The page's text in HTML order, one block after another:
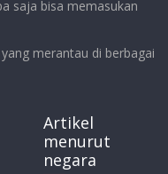
saja bisa memasukan
merantau di berbagai
Artikel
menurut
negara